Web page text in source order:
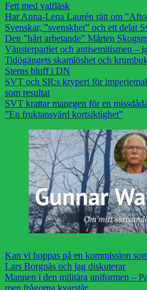
Fett med valfläsk
Har Anna-Lena Laurén rätt om
Svenskar, ”svenskhet” och ett delat
Den ”hårt arbetande” Mårten
Vänsterpartiet och antisemitismen –
Tidögängets skamlöshet och
Sterns bluff i DN
SVT och SR:s kryperi för
som resultat
SVT krattar manegen för en
”En fruktansvärd kortsiktighet”
Kan vi hoppas på en kommission
Lars Borgnäs och jag diskuterar
Mannen i den militära uniformen –